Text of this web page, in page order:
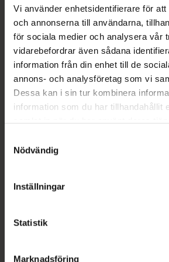
Vi använder enhetsidentifierare för
och annonserna till användarna,
för sociala medier och analysera vår
vidarebefordrar även sådana
information från din enhet till de
annons- och analysföretag som vi
Dessa kan i sin tur kombinera
information som du har tillhandahållit
samlat in när du har använt deras
återkalla ditt samtycke via
cookieinställningar. Ett återkallat
lagligheten av behandling som skett
Nödvändig
Inställningar
Statistik
Marknadsföring
Dermatologiskt testad.
Förpackningen innehåller 20
Perfect Finish våtservetter.
Jämförpris 5,95 kr/st
EAN:05701092115768
Kategorier: